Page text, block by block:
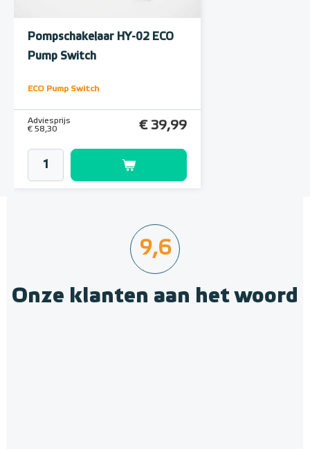
Pompschakelaar HY-02 ECO
Pump Switch
ECO Pump Switch
Adviesprijs
€ 58,30
€ 39,99
9,6
Onze klanten aan het woord